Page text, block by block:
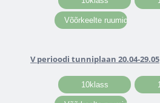
V perioodi tunniplaan 20.04-29.05